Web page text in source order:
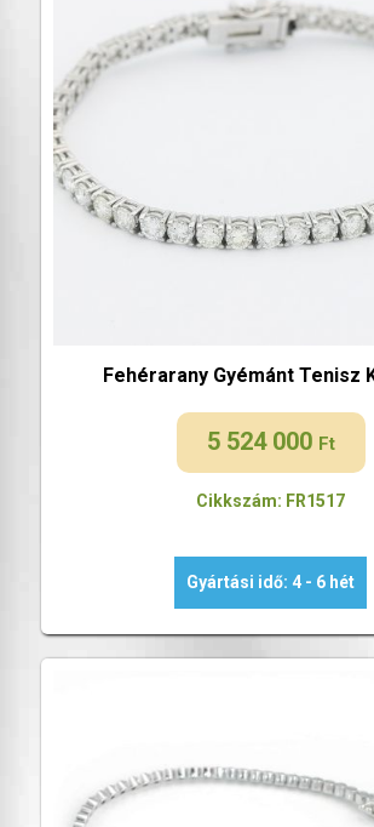
Fehérarany Gyémánt Tenisz
5 524 000 Ft
Cikkszám: FR1517
Gyártási idő: 4 - 6 hét